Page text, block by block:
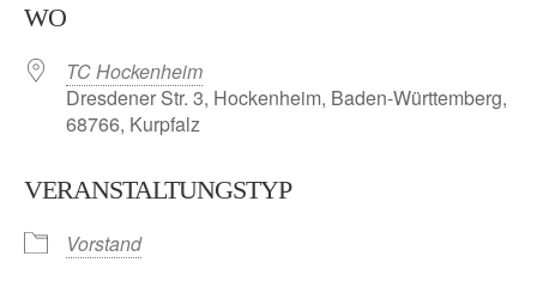
WO
TC Hockenheim
Dresdener Str. 3, Hockenheim, Baden-Württemberg,
68766, Kurpfalz
VERANSTALTUNGSTYP
Vorstand